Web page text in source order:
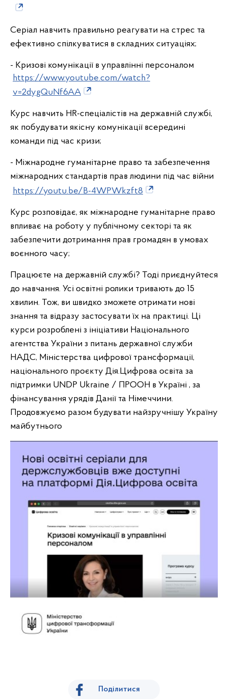
Серіал навчить правильно реагувати на стрес та
ефективно спілкуватися в складних ситуаціях;
- Кризові комунікації в управлінні персоналом
https://www.youtube.com/watch?
v=2dygQuNf6AA
Курс навчить HR-спеціалістів на державній службі,
як побудувати якісну комунікації всередині
команди під час кризи;
- Міжнародне гуманітарне право та забезпечення
міжнародних стандартів прав людини під час війни
https://youtu.be/B-4WPWkzft8
Курс розповідає, як міжнародне гуманітарне право
впливає на роботу у публічному секторі та як
забезпечити дотримання прав громадян в умовах
воєнного часу;
Працюєте на державній службі? Тоді приєднуйтеся
до навчання. Усі освітні ролики тривають до 15
хвилин. Тож, ви швидко зможете отримати нові
знання та відразу застосувати їх на практиці. Ці
курси розроблені з ініціативи Національного
агентства України з питань державної служби
НАДС, Міністерства цифрової трансформації,
національного проєкту Дія.Цифрова освіта за
підтримки UNDP Ukraine / ПРООН в Україні , за
фінансування урядів Данії та Німеччини.
Продовжуємо разом будувати найзручнішу Україну
майбутнього
Поділитися